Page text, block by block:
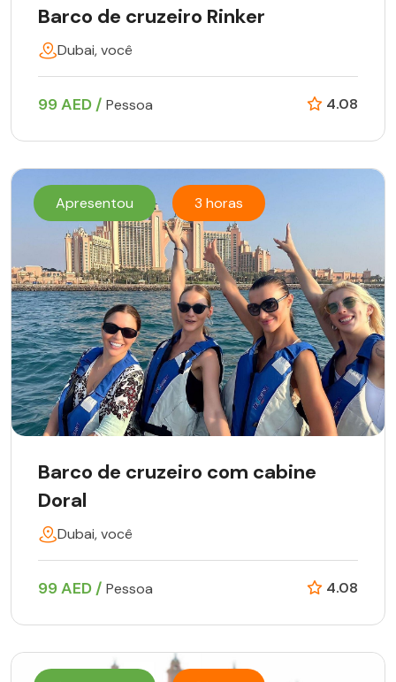
Barco de cruzeiro Rinker
Dubai, você
99 AED / Pessoa 4.08
Apresentou 3 horas
Barco de cruzeiro com cabine
Doral
Dubai, você
99 AED / Pessoa 4.08